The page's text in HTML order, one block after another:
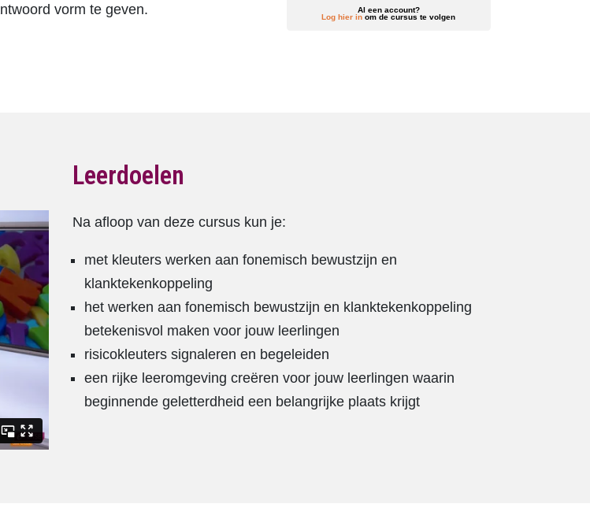
Al een account?
Log hier in om de cursus te volgen
vorm te geven.
Leerdoelen
Na afloop van deze cursus kun je:
met kleuters werken aan fonemisch bewustzijn en
klanktekenkoppeling
het werken aan fonemisch bewustzijn en klanktekenkoppeling
betekenisvol maken voor jouw leerlingen
risicokleuters signaleren en begeleiden
een rijke leeromgeving creëren voor jouw leerlingen waarin
beginnende geletterdheid een belangrijke plaats krijgt